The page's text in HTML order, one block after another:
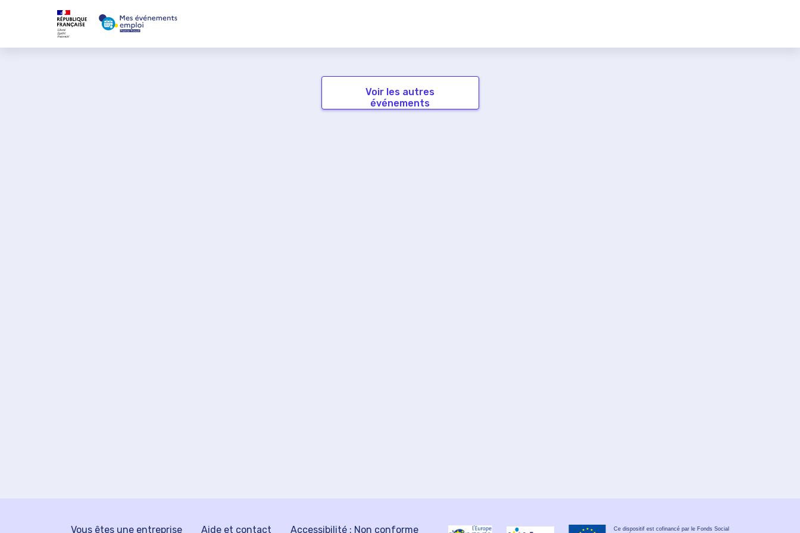
Voir les autres
événements
Vous êtes une entreprise Aide et contact Accessibilité : Non conforme
Ce dispositif est cofinancé par le Fonds Social